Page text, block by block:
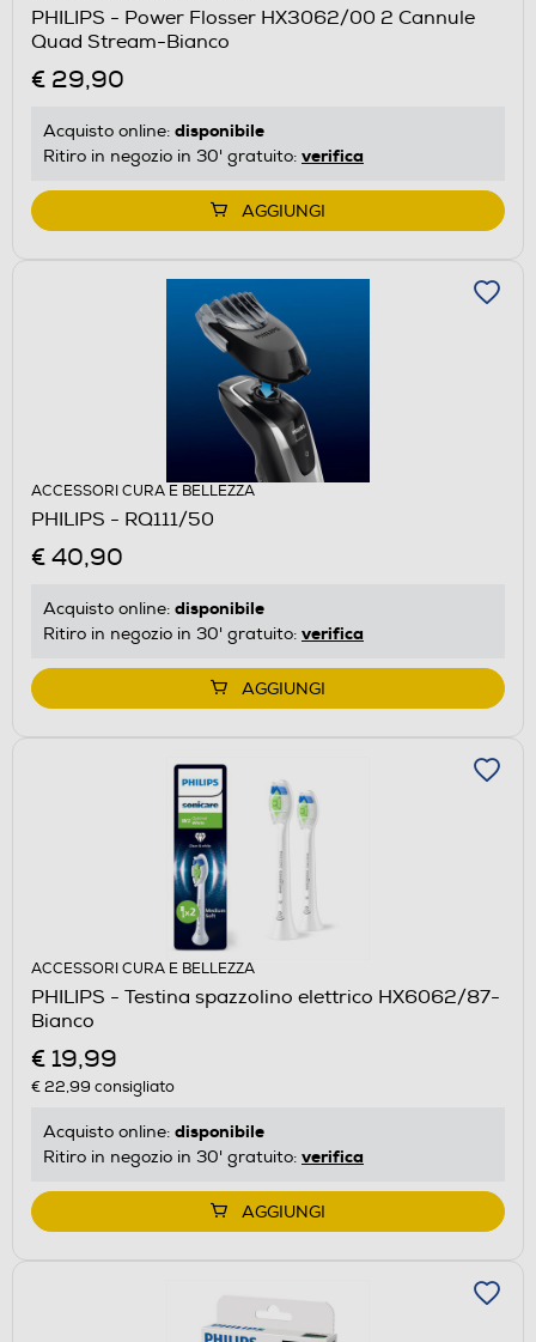
PHILIPS - Power Flosser HX3062/00 2 Cannule
Quad Stream-Bianco
€ 29,90
Acquisto online: disponibile
Ritiro in negozio in 30' gratuito: verifica
AGGIUNGI
ACCESSORI CURA E BELLEZZA
PHILIPS - RQ111/50
€ 40,90
Acquisto online: disponibile
Ritiro in negozio in 30' gratuito: verifica
AGGIUNGI
ACCESSORI CURA E BELLEZZA
PHILIPS - Testina spazzolino elettrico HX6062/87-
Bianco
€ 19,99
€ 22,99 consigliato
Acquisto online: disponibile
Ritiro in negozio in 30' gratuito: verifica
AGGIUNGI